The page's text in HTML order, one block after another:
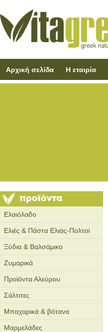
Αρχική σελίδα Η εταιρία
Ελαιόλαδο
Ελιές & Πάστα Ελιάς-Πολτοί
Ξύδια & Βαλσάμικο
Ζυμαρικά
Προϊόντα Αλεύρου
Σάλτσες
Μπαχαρικά & βότανα
Μαρμελάδες